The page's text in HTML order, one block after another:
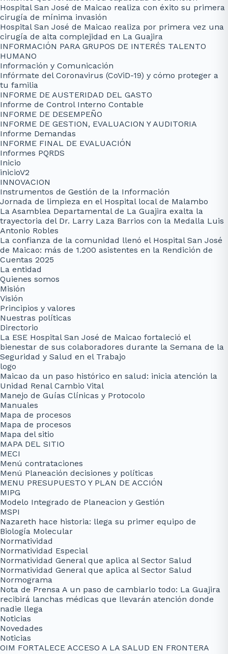
Hospital San José de Maicao realiza con éxito su primera
cirugía de mínima invasión
Hospital San José de Maicao realiza por primera vez una
cirugía de alta complejidad en La Guajira
INFORMACIÓN PARA GRUPOS DE INTERÉS TALENTO
HUMANO
Información y Comunicación
Infórmate del Coronavirus (CoViD-19) y cómo proteger a
tu familia
INFORME DE AUSTERIDAD DEL GASTO
Informe de Control Interno Contable
INFORME DE DESEMPEÑO
INFORME DE GESTION, EVALUACION Y AUDITORIA
Informe Demandas
INFORME FINAL DE EVALUACIÓN
Informes PQRDS
Inicio
inicioV2
INNOVACION
Instrumentos de Gestión de la Información
Jornada de limpieza en el Hospital local de Malambo
La Asamblea Departamental de La Guajira exalta la
trayectoria del Dr. Larry Laza Barrios con la Medalla Luis
Antonio Robles
La confianza de la comunidad llenó el Hospital San José
de Maicao: más de 1.200 asistentes en la Rendición de
Cuentas 2025
La entidad
Quienes somos
Misión
Visión
Principios y valores
Nuestras políticas
Directorio
La ESE Hospital San José de Maicao fortaleció el
bienestar de sus colaboradores durante la Semana de la
Seguridad y Salud en el Trabajo
logo
Maicao da un paso histórico en salud: inicia atención la
Unidad Renal Cambio Vital
Manejo de Guías Clínicas y Protocolo
Manuales
Mapa de procesos
Mapa de procesos
Mapa del sitio
MAPA DEL SITIO
MECI
Menú contrataciones
Menú Planeación decisiones y políticas
MENU PRESUPUESTO Y PLAN DE ACCIÓN
MIPG
Modelo Integrado de Planeacion y Gestión
MSPI
Nazareth hace historia: llega su primer equipo de
Biología Molecular
Normatividad
Normatividad Especial
Normatividad General que aplica al Sector Salud
Normatividad General que aplica al Sector Salud
Normograma
Nota de Prensa A un paso de cambiarlo todo: La Guajira
recibirá lanchas médicas que llevarán atención donde
nadie llega
Noticias
Novedades
Noticias
OIM FORTALECE ACCESO A LA SALUD EN FRONTERA